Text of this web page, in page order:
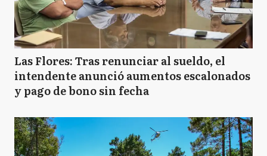
Las Flores: Tras renunciar al sueldo, el
intendente anunció aumentos escalonados
y pago de bono sin fecha